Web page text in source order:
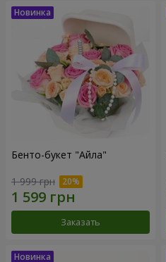
Бенто-букет "Айла"
1 999 грн
Заказать